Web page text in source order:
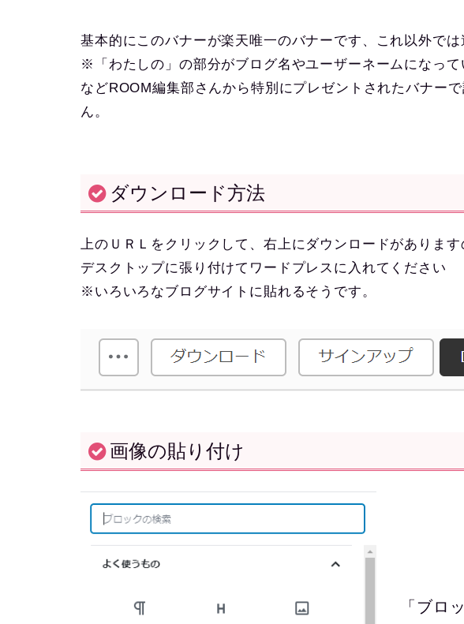
基本的にこのバナーが楽天唯一のバナーです、これ以外で
※「わたしの」の部分がブログ名やユーザーネームになっ
などROOM編集部さんから特別にプレゼントされたバナー
ん。
ダウンロード方法
上のＵＲＬをクリックして、右上にダウンロードがあります
デスクトップに張り付けてワードプレスに入れてください
※いろいろなブログサイトに貼れるそうです。
画像の貼り付け
「ブロ